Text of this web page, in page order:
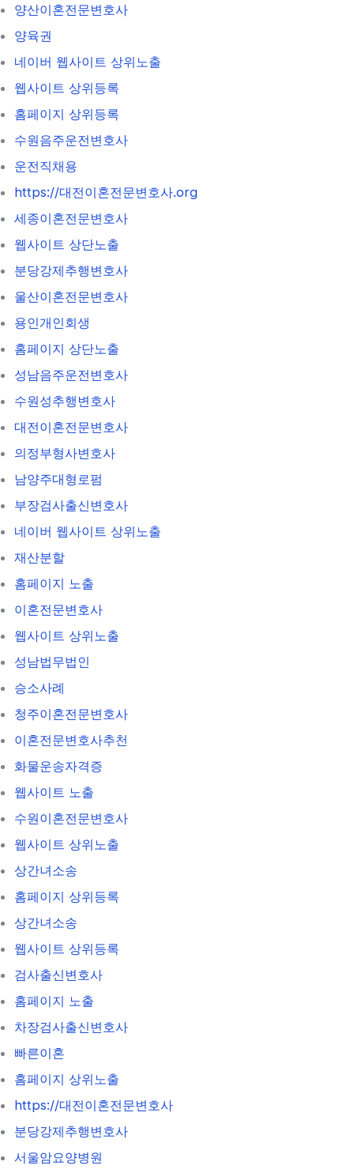
양산이혼전문변호사
양육권
네이버 웹사이트 상위노출
웹사이트 상위등록
홈페이지 상위등록
수원음주운전변호사
운전직채용
https://대전이혼전문변호사.org
세종이혼전문변호사
웹사이트 상단노출
분당강제추행변호사
울산이혼전문변호사
용인개인회생
홈페이지 상단노출
성남음주운전변호사
수원성추행변호사
대전이혼전문변호사
의정부형사변호사
남양주대형로펌
부장검사출신변호사
네이버 웹사이트 상위노출
재산분할
홈페이지 노출
이혼전문변호사
웹사이트 상위노출
성남법무법인
승소사례
청주이혼전문변호사
이혼전문변호사추천
화물운송자격증
웹사이트 노출
수원이혼전문변호사
웹사이트 상위노출
상간녀소송
홈페이지 상위등록
상간녀소송
웹사이트 상위등록
검사출신변호사
홈페이지 노출
차장검사출신변호사
빠른이혼
홈페이지 상위노출
https://대전이혼전문변호사
분당강제추행변호사
서울암요양병원